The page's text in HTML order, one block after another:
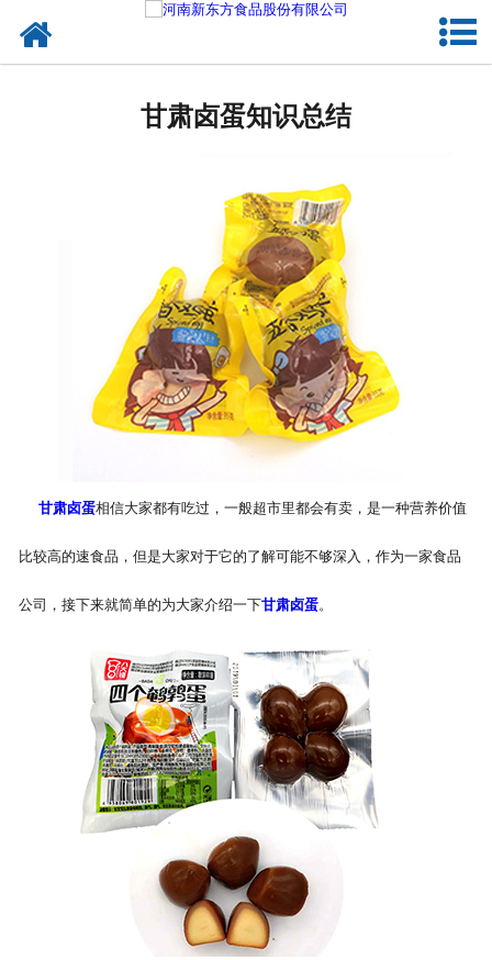
新闻资讯
关于新东方
加入新东方
联系我们
甘肃卤蛋知识总结
甘肃卤蛋相信大家都有吃过，一般超市里都会有卖，是一种营养价值
比较高的速食品，但是大家对于它的了解可能不够深入，作为一家食品
公司，接下来就简单的为大家介绍一下甘肃卤蛋。